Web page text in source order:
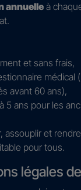
annuelle à
et sans frais,
médical
avant 60 ans),
5 ans pour les
assouplir et
pour tous.
légales